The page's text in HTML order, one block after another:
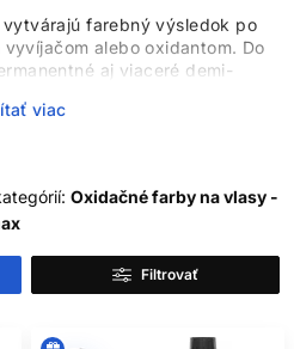
farebný výsledok po
alebo oxidantom. Do
aj viaceré demi-
schopnosťou zosvetľovať
návod výrobcu.
FARBY
alebo gélu s určeným
viac
Oxidačné farby na vlasy -
Filtrovať